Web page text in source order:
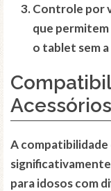
Controle por
que
o tablet sem
Acessórios
Acompatibilidade
para idosos com